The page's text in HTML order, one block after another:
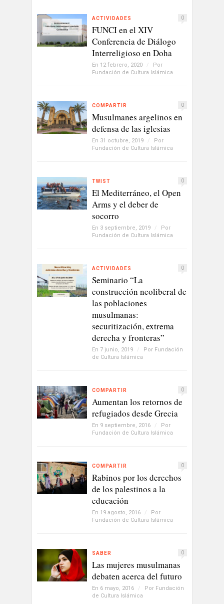
ACTIVIDADES 0
FUNCI en el XIV
Conferencia de Diálogo
Interreligioso en Doha
En 12 febrero, 2020 /
Por
Fundación de Cultura Islámica
COMPARTIR 0
Musulmanes argelinos en
defensa de las iglesias
En 31 octubre, 2019 /
Por
Fundación de Cultura Islámica
TWIST 0
El Mediterráneo, el Open
Arms y el deber de
socorro
En 3 septiembre, 2019 /
Por
Fundación de Cultura Islámica
ACTIVIDADES 0
Seminario “La
construcción neoliberal de
las poblaciones
musulmanas:
securitización, extrema
derecha y fronteras”
En 7 junio, 2019 / Por Fundación
de Cultura Islámica
COMPARTIR 0
Aumentan los retornos de
refugiados desde Grecia
En 9 septiembre, 2016 /
Por
Fundación de Cultura Islámica
COMPARTIR 0
Rabinos por los derechos
de los palestinos a la
educación
En 19 agosto, 2016 /
Por
Fundación de Cultura Islámica
SABER 0
Las mujeres musulmanas
debaten acerca del futuro
En 6 mayo, 2016 / Por Fundación
de Cultura Islámica